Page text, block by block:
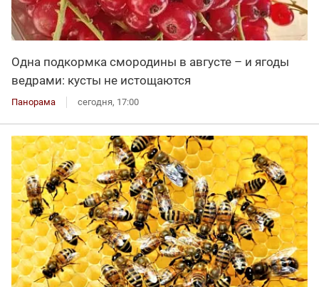
Одна подкормка смородины в августе – и ягоды
ведрами: кусты не истощаются
Панорама сегодня, 17:00